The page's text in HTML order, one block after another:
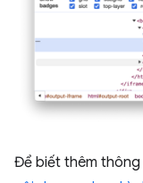
Để biết thêm thông